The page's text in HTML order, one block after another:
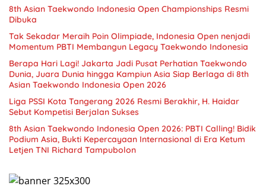
8th Asian Taekwondo Indonesia Open Championships Resmi
Dibuka
Tak Sekadar Meraih Poin Olimpiade, Indonesia Open nenjadi
Momentum PBTI Membangun Legacy Taekwondo Indonesia
Berapa Hari Lagi! Jakarta Jadi Pusat Perhatian Taekwondo
Dunia, Juara Dunia hingga Kampiun Asia Siap Berlaga di 8th
Asian Taekwondo Indonesia Open 2026
Liga PSSI Kota Tangerang 2026 Resmi Berakhir, H. Haidar
Sebut Kompetisi Berjalan Sukses
8th Asian Taekwondo Indonesia Open 2026: PBTI Calling! Bidik
Podium Asia, Bukti Kepercayaan Internasional di Era Ketum
Letjen TNI Richard Tampubolon